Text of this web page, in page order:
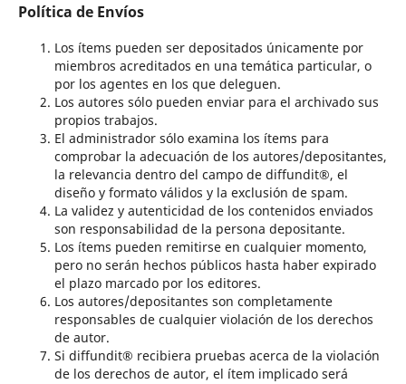
Política de Envíos
Los ítems pueden ser depositados únicamente por
miembros acreditados en una temática particular, o
por los agentes en los que deleguen.
Los autores sólo pueden enviar para el archivado sus
propios trabajos.
El administrador sólo examina los ítems para
comprobar la adecuación de los autores/depositantes,
la relevancia dentro del campo de diffundit®, el
diseño y formato válidos y la exclusión de spam.
La validez y autenticidad de los contenidos enviados
son responsabilidad de la persona depositante.
Los ítems pueden remitirse en cualquier momento,
pero no serán hechos públicos hasta haber expirado
el plazo marcado por los editores.
Los autores/depositantes son completamente
responsables de cualquier violación de los derechos
de autor.
Si diffundit® recibiera pruebas acerca de la violación
de los derechos de autor, el ítem implicado será